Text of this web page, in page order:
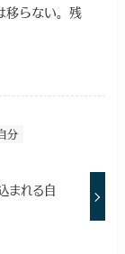
移らない。残
分
まれる自